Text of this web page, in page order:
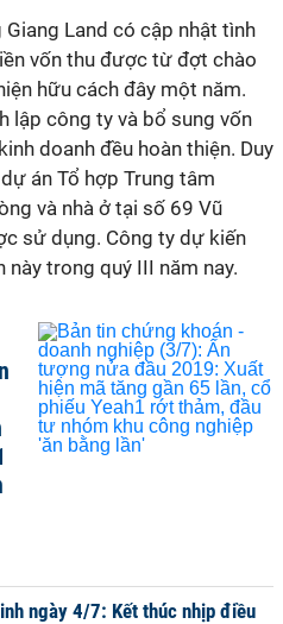
Land có cập nhật tình
vốn thu được từ đợt chào
hữu cách đây một năm.
lập công ty và bổ sung vốn
doanh đều hoàn thiện. Duy
án Tổ hợp Trung tâm
và nhà ở tại số 69 Vũ
sử dụng. Công ty dự kiến
này trong quý III năm nay.
ngày 4/7: Kết thúc nhịp điều